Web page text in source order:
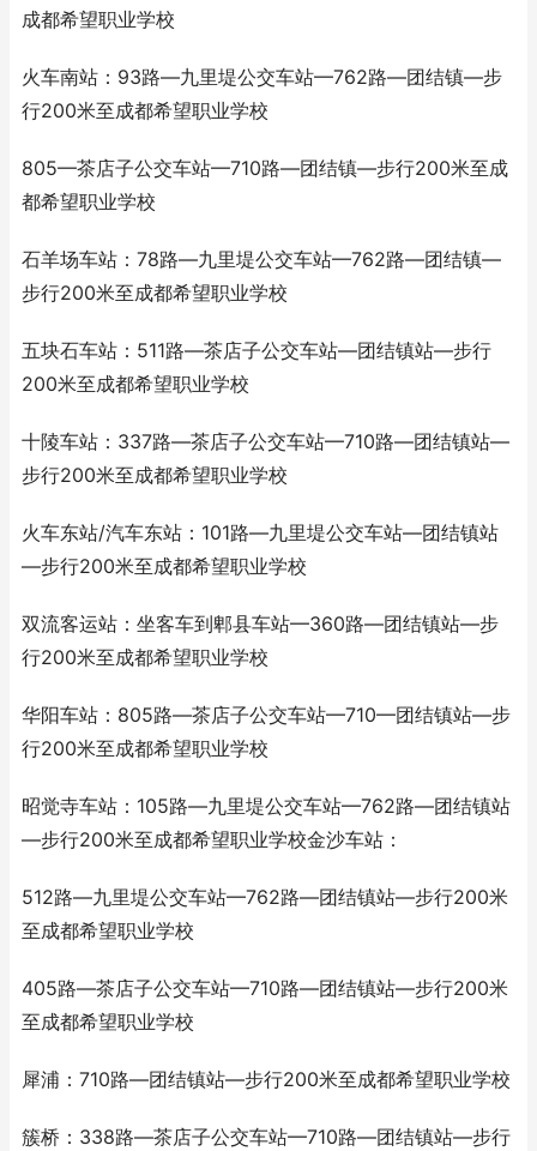
成都希望职业学校
火车南站：93路—九里堤公交车站—762路—团结镇—步
行200米至成都希望职业学校
805—茶店子公交车站—710路—团结镇—步行200米至成
都希望职业学校
石羊场车站：78路—九里堤公交车站—762路—团结镇—
步行200米至成都希望职业学校
五块石车站：511路—茶店子公交车站—团结镇站—步行
200米至成都希望职业学校
十陵车站：337路—茶店子公交车站—710路—团结镇站—
步行200米至成都希望职业学校
火车东站/汽车东站：101路—九里堤公交车站—团结镇站
—步行200米至成都希望职业学校
双流客运站：坐客车到郫县车站—360路—团结镇站—步
行200米至成都希望职业学校
华阳车站：805路—茶店子公交车站—710—团结镇站—步
行200米至成都希望职业学校
昭觉寺车站：105路—九里堤公交车站—762路—团结镇站
—步行200米至成都希望职业学校金沙车站：
512路—九里堤公交车站—762路—团结镇站—步行200米
至成都希望职业学校
405路—茶店子公交车站—710路—团结镇站—步行200米
至成都希望职业学校
犀浦：710路—团结镇站—步行200米至成都希望职业学校
簇桥：338路—茶店子公交车站—710路—团结镇站—步行